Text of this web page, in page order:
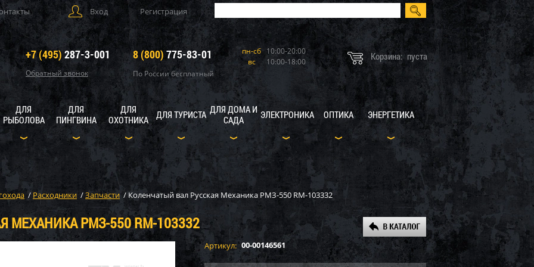
Вход Регистрация
+7 (495) 287-3-001
Обратный звонок
8 (800) 775-83-01
По России бесплатный
пн-сб 10:00-20:00
вс
10:00-18:00 Корзина: пуста
ДЛЯ
РЫБОЛОВА
ДЛЯ
ПИНГВИНА
ДЛЯ
ОХОТНИКА
ДЛЯ ТУРИСТА ДЛЯ ДОМА И
САДА
ЭЛЕКТРОНИКА ОПТИКА ЭНЕРГЕТИКА
/ Расходники /Запчасти /Коленчатый вал Русская Механика РМЗ-550 RM-103332
РМЗ-550 RM-103332
Артикул: 00-00146561